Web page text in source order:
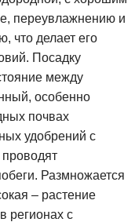
переувлажнению и
что делает его
Посадку
между
особенно
почвах
удобрений с
Размножается
– растение
регионах с